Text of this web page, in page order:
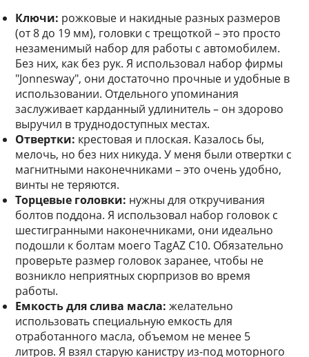
Ключи: рожковые и накидные разных размеров
(от 8 до 19 мм), головки с трещоткой – это просто
незаменимый набор для работы с автомобилем.
Без них, как без рук. Я использовал набор фирмы
"Jonnesway", они достаточно прочные и удобные в
использовании. Отдельного упоминания
заслуживает карданный удлинитель – он здорово
выручил в труднодоступных местах.
Отвертки: крестовая и плоская. Казалось бы,
мелочь, но без них никуда. У меня были отвертки с
магнитными наконечниками – это очень удобно,
винты не теряются.
Торцевые головки: нужны для откручивания
болтов поддона. Я использовал набор головок с
шестигранными наконечниками, они идеально
подошли к болтам моего TagAZ C10. Обязательно
проверьте размер головок заранее, чтобы не
возникло неприятных сюрпризов во время
работы.
Емкость для слива масла: желательно
использовать специальную емкость для
отработанного масла, объемом не менее 5
литров. Я взял старую канистру из-под моторного